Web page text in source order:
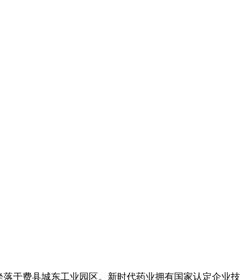
于费县城东工业园区。新时代药业拥有国家认定企业技